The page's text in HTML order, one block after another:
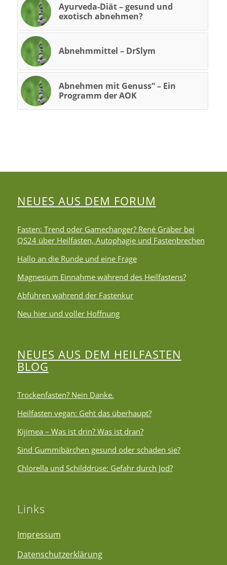
Ayurveda-Diät – gesund und
exotisch abnehmen?
Abnehmmittel – DrSlym
Abnehmen mit Genuss“ – Ein
Programm der AOK
NEUES AUS DEM FORUM
Fasten: Trend oder Gamechanger? René Gräber bei
QS24 über Heilfasten, Autophagie und Fastenbrechen
Hallo an die Runde und eine Frage
Magnesium Einnahme während des Heilfastens?
Abführen während der Fastenkur
Neu hier und voller Hoffnung
NEUES AUS DEM HEILFASTEN
BLOG
Trockenfasten? Nein Danke.
Heilfasten vegan: Geht das überhaupt?
Kijimea – Was ist drin? Was ist dran?
Sind Gummibärchen gesund oder schaden sie?
Chlorella und Schilddrüse: Gefahr durch Jod?
Links
Impressum
Datenschutzerklärung